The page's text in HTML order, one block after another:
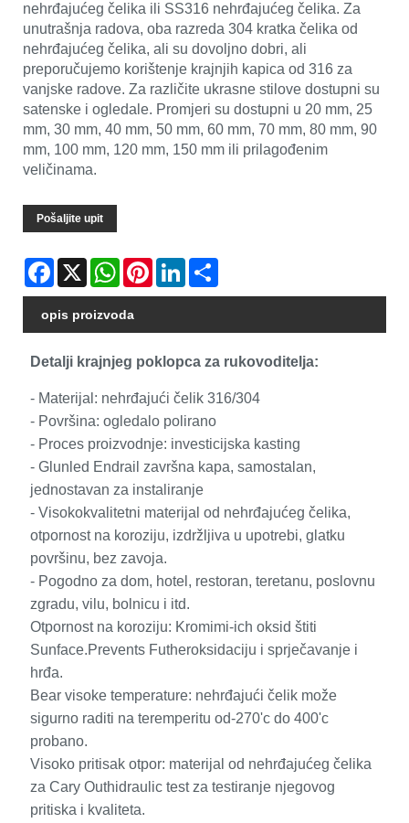
nehrđajućeg čelika ili SS316 nehrđajućeg čelika. Za
unutrašnja radova, oba razreda 304 kratka čelika od
nehrđajućeg čelika, ali su dovoljno dobri, ali
preporučujemo korištenje krajnjih kapica od 316 za
vanjske radove. Za različite ukrasne stilove dostupni su
satenske i ogledale. Promjeri su dostupni u 20 mm, 25
mm, 30 mm, 40 mm, 50 mm, 60 mm, 70 mm, 80 mm, 90
mm, 100 mm, 120 mm, 150 mm ili prilagođenim
veličinama.
Pošaljite upit
Facebook
X WhatsAppPinterestLinkedIn
opis proizvoda
Detalji krajnjeg poklopca za rukovoditelja:
- Materijal: nehrđajući čelik 316/304
- Površina: ogledalo polirano
- Proces proizvodnje: investicijska kasting
- Glunled Endrail završna kapa, samostalan,
jednostavan za instaliranje
- Visokokvalitetni materijal od nehrđajućeg čelika,
otpornost na koroziju, izdržljiva u upotrebi, glatku
površinu, bez zavoja.
- Pogodno za dom, hotel, restoran, teretanu, poslovnu
zgradu, vilu, bolnicu i itd.
Otpornost na koroziju: Kromimi-ich oksid štiti
Sunface.Prevents Futheroksidaciju i sprječavanje i
hrđa.
Bear visoke temperature: nehrđajući čelik može
sigurno raditi na teremperitu od-270'c do 400'c
probano.
Visoko pritisak otpor: materijal od nehrđajućeg čelika
za Cary Outhidraulic test za testiranje njegovog
pritiska i kvaliteta.